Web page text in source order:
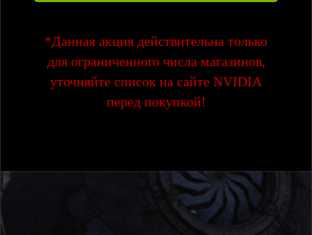
*Данная акция действительна только
для ограниченного числа магазинов,
уточняйте список на сайте NVIDIA
перед покупкой!